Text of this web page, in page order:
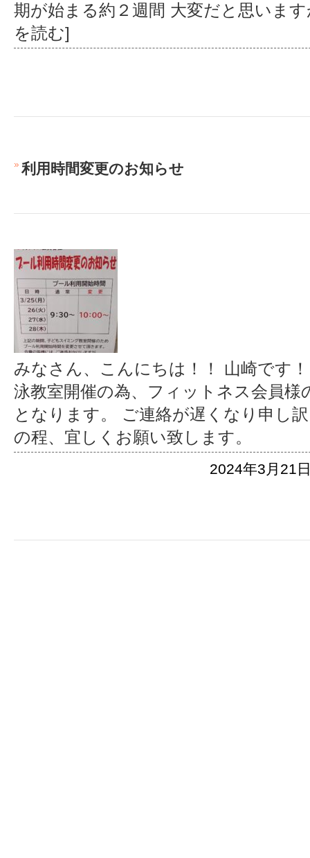
期が始まる約２週間 大変だと思いま
を読む]
利用時間変更のお知らせ
みなさん、こんにちは！！ 山崎です
泳教室開催の為、フィットネス会員様
となります。 ご連絡が遅くなり申し
の程、宜しくお願い致します。
2024年3月21